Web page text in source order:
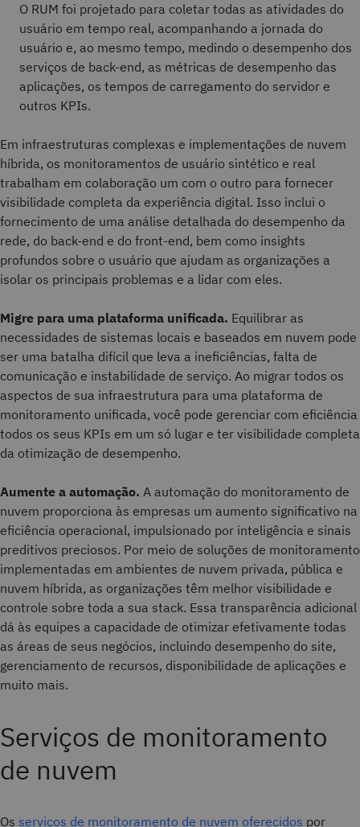
O RUM foi projetado para coletar todas as atividades do
usuário em tempo real, acompanhando a jornada do
usuário e, ao mesmo tempo, medindo o desempenho dos
serviços de back-end, as métricas de desempenho das
aplicações, os tempos de carregamento do servidor e
outros KPIs.
Em infraestruturas complexas e implementações de nuvem
híbrida, os monitoramentos de usuário sintético e real
trabalham em colaboração um com o outro para fornecer
visibilidade completa da experiência digital. Isso inclui o
fornecimento de uma análise detalhada do desempenho da
rede, do back-end e do front-end, bem como insights
profundos sobre o usuário que ajudam as organizações a
isolar os principais problemas e a lidar com eles.
Migre para uma plataforma unificada. Equilibrar as
necessidades de sistemas locais e baseados em nuvem pode
ser uma batalha difícil que leva a ineficiências, falta de
comunicação e instabilidade de serviço. Ao migrar todos os
aspectos de sua infraestrutura para uma plataforma de
monitoramento unificada, você pode gerenciar com eficiência
todos os seus KPIs em um só lugar e ter visibilidade completa
da otimização de desempenho.
Aumente a automação. A automação do monitoramento de
nuvem proporciona às empresas um aumento significativo na
eficiência operacional, impulsionado por inteligência e sinais
preditivos preciosos. Por meio de soluções de monitoramento
implementadas em ambientes de nuvem privada, pública e
nuvem híbrida, as organizações têm melhor visibilidade e
controle sobre toda a sua stack. Essa transparência adicional
dá às equipes a capacidade de otimizar efetivamente todas
as áreas de seus negócios, incluindo desempenho do site,
gerenciamento de recursos, disponibilidade de aplicações e
muito mais.
Serviços de monitoramento
de nuvem
Os serviços de monitoramento de nuvem oferecidos por